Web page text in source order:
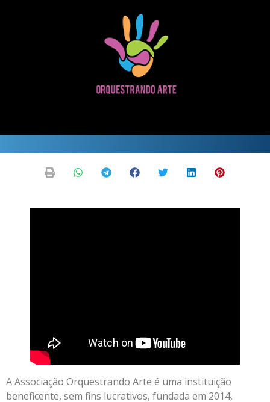
A Associação Orquestrando Arte é uma instituição
beneficente, sem fins lucrativos, fundada em 2014,